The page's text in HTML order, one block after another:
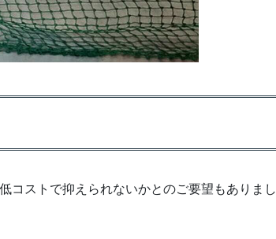
コストで抑えられないかとのご要望もありまし